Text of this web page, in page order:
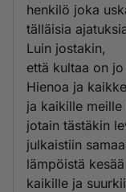
henkilö joka
tälläisia
Luin jostakin,
että kultaa on
Hienoa ja
ja kaikille
jotain tästäkin
julkaistiin
lämpöistä
kaikille ja